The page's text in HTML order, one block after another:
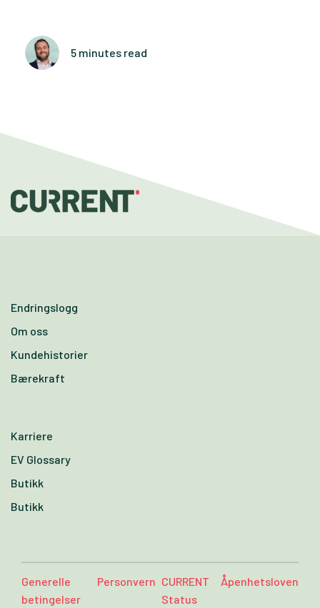
5 minutes read
Endringslogg
Om oss
Kundehistorier
Bærekraft
Karriere
EV Glossary
Butikk
Butikk
Generelle
betingelser
Personvern CURRENT
Status
Åpenhetsloven